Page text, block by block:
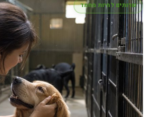
שרותים לחיות מחמד